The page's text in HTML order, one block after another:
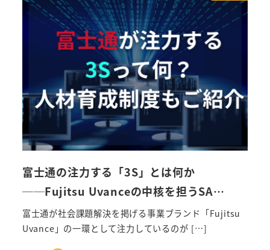
富士通の注力する「3S」とは何か
──Fujitsu Uvanceの中核を担うSA…
富士通が社会課題解決を掲げる事業ブランド「Fujitsu
Uvance」の一環として注力しているのが […]